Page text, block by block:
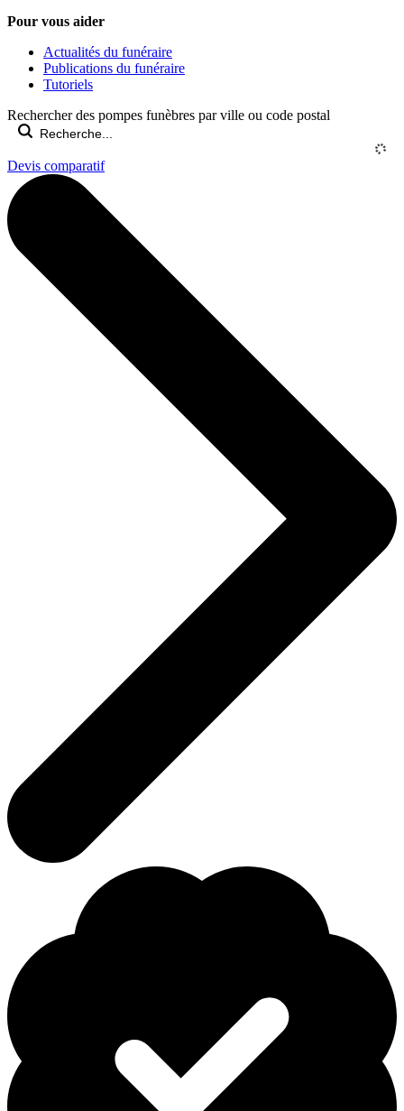
Pour vous aider
Actualités du funéraire
Publications du funéraire
Tutoriels
Rechercher des pompes funèbres par ville ou code postal
Devis comparatif